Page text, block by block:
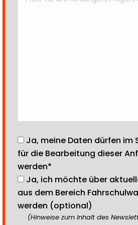
Ja, meine Daten dürfen im
für die Bearbeitung dieser
werden*
Ja, ich möchte über
aus dem Bereich
werden (optional)
(Hinweise zum Inhalt des